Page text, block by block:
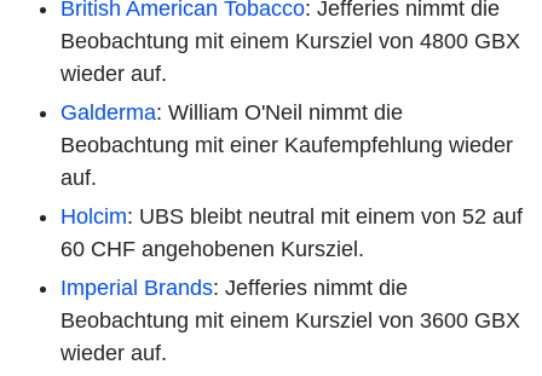
British American Tobacco: Jefferies nimmt die
Beobachtung mit einem Kursziel von 4800 GBX
wieder auf.
Galderma: William O'Neil nimmt die
Beobachtung mit einer Kaufempfehlung wieder
auf.
Holcim: UBS bleibt neutral mit einem von 52 auf
60 CHF angehobenen Kursziel.
Imperial Brands: Jefferies nimmt die
Beobachtung mit einem Kursziel von 3600 GBX
wieder auf.